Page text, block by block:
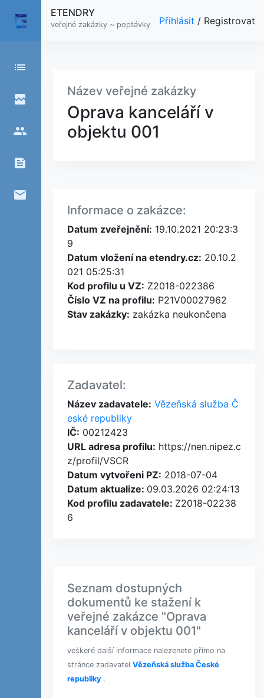
list
broken_image
people
feed
email
ETENDRY
veřejné zakázky ~ poptávky Přihlásit / Registrovat
Název veřejné zakázky
Oprava kanceláří v
objektu 001
Informace o zakázce:
Datum zveřejnění: 19.10.2021 20:23:3
9
Datum vložení na etendry.cz: 20.10.2
021 05:25:31
Kod profilu u VZ: Z2018-022386
Číslo VZ na profilu: P21V00027962
Stav zakázky: zakázka neukončena
Zadavatel:
Název zadavatele: Vězeňská služba Č
eské republiky
IČ: 00212423
URL adresa profilu: https://nen.nipez.c
z/profil/VSCR
Datum vytvořeni PZ: 2018-07-04
Datum aktualize: 09.03.2026 02:24:13
Kod profilu zadavatele: Z2018-02238
6
Seznam dostupných
dokumentů ke stažení k
veřejné zakázce "Oprava
kanceláří v objektu 001"
veškeré další informace nalezenete přímo na
stránce zadavatel Vězeňská služba České
republiky .